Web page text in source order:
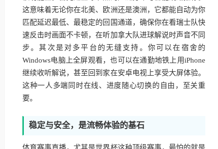
这意味着无论你在北美、欧洲还是澳洲，它都能自动为你
匹配延迟最低、最稳定的回国通道，确保你在看瑞士队快
速反击时画面不卡顿，在听加拿大队进球解说时声音不同
步。其次是对多平台的无缝支持。你可以在宿舍的
Windows电脑上全屏观看，也可以在通勤地铁上用iPhone
继续收听解说，甚至回到家在安卓电视上享受大屏体验。
这种一人多端同时在线、进度随心切换的自由，至关重
要。
稳定与安全，是流畅体验的基石